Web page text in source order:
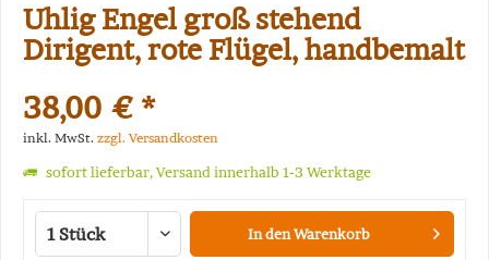
Uhlig Engel groß stehend
Dirigent, rote Flügel, handbemalt
38,00 € *
inkl. MwSt. zzgl. Versandkosten
sofort lieferbar, Versand innerhalb 1-3 Werktage
In denWarenkorb